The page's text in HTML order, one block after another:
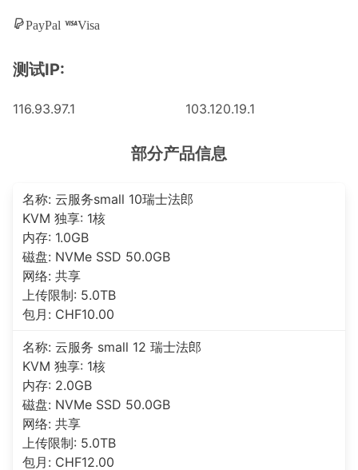
PayPal Visa
测试IP:
116.93.97.1 103.120.19.1
部分产品信息
名称: 云服务small 10瑞士法郎
KVM 独享: 1核
内存: 1.0GB
磁盘: NVMe SSD 50.0GB
网络: 共享
上传限制: 5.0TB
包月: CHF10.00
名称: 云服务 small 12 瑞士法郎
KVM 独享: 1核
内存: 2.0GB
磁盘: NVMe SSD 50.0GB
网络: 共享
上传限制: 5.0TB
包月: CHF12.00